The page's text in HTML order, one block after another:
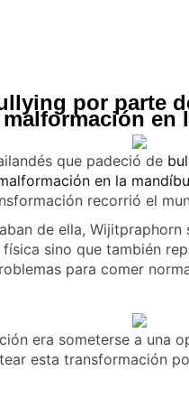
por parte
en
que padeció de
en la
recorrió el
de ella,
sino que también
para comer
era someterse a una
esta transformación